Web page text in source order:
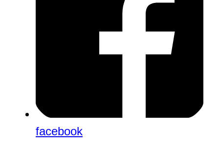
facebook